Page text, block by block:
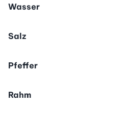
Wasser
Salz
Pfeffer
Rahm